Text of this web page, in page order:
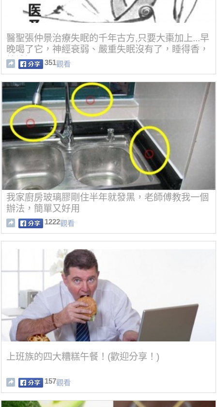
醫聖張仲景治療失眠的千年古方,只要大棗加上...早
晚喝了它，神經衰弱、嚴重失眠沒有了，睡得香，
精神好
351觀看
我家廚房玻璃膠剛住半年就發黑，老師傅教我一個
辦法，簡單又好用
1222觀看
上班族的四大糟糕午餐！(歡迎分享！)
157觀看